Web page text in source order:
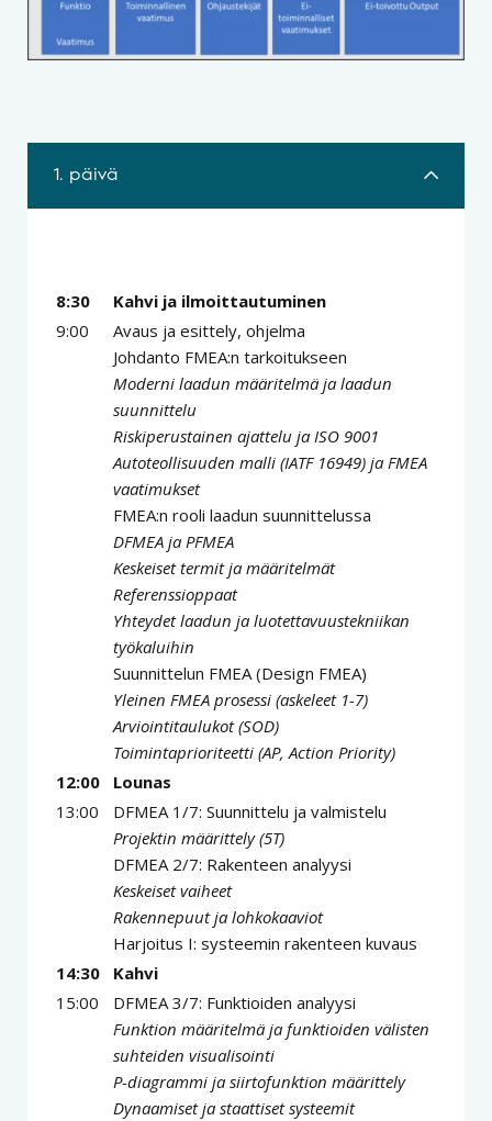
1. päivä
8:30
Kahvi ja ilmoittautuminen
9:00
Avaus ja esittely, ohjelma
Johdanto FMEA:n tarkoitukseen
Moderni laadun määritelmä ja laadun
suunnittelu
Riskiperustainen ajattelu ja ISO 9001
Autoteollisuuden malli (IATF 16949) ja FMEA
vaatimukset
FMEA:n rooli laadun suunnittelussa
DFMEA ja PFMEA
Keskeiset termit ja määritelmät
Referenssioppaat
Yhteydet laadun ja luotettavuustekniikan
työkaluihin
Suunnittelun FMEA (Design FMEA)
Yleinen FMEA prosessi (askeleet 1-7)
Arviointitaulukot (SOD)
Toimintaprioriteetti (AP, Action Priority)
12:00
Lounas
13:00
DFMEA 1/7: Suunnittelu ja valmistelu
Projektin määrittely (5T)
DFMEA 2/7: Rakenteen analyysi
Keskeiset vaiheet
Rakennepuut ja lohkokaaviot
Harjoitus I: systeemin rakenteen kuvaus
14:30
Kahvi
15:00
DFMEA 3/7: Funktioiden analyysi
Funktion määritelmä ja funktioiden välisten
suhteiden visualisointi
P-diagrammi ja siirtofunktion määrittely
Dynaamiset ja staattiset systeemit